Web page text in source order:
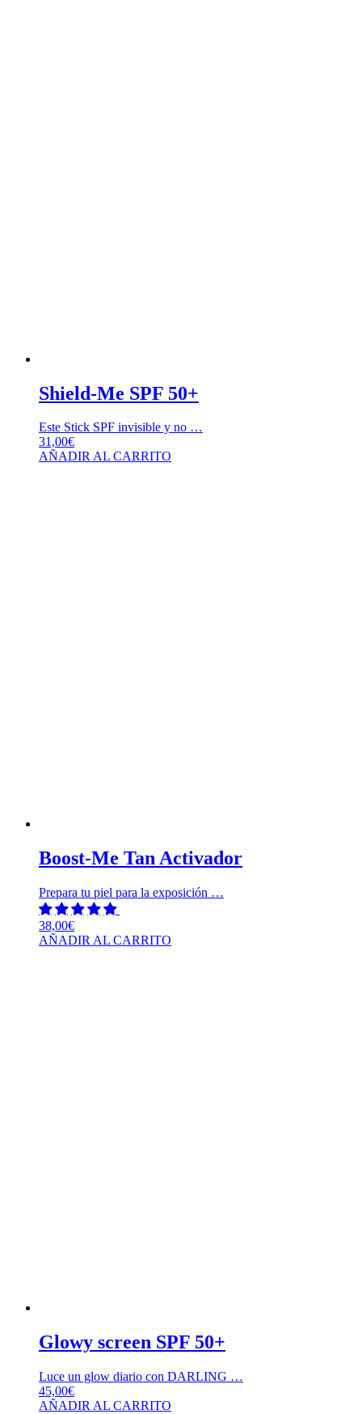
Shield-Me SPF 50+
Este Stick SPF invisible y no …
31,00€
AÑADIR AL CARRITO
Boost-Me Tan Activador
Prepara tu piel para la exposición …
38,00€
AÑADIR AL CARRITO
Glowy screen SPF 50+
Luce un glow diario con DARLING …
45,00€
AÑADIR AL CARRITO